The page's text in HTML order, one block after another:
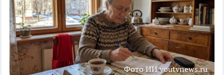
Фото ИИ youtvnews.ru